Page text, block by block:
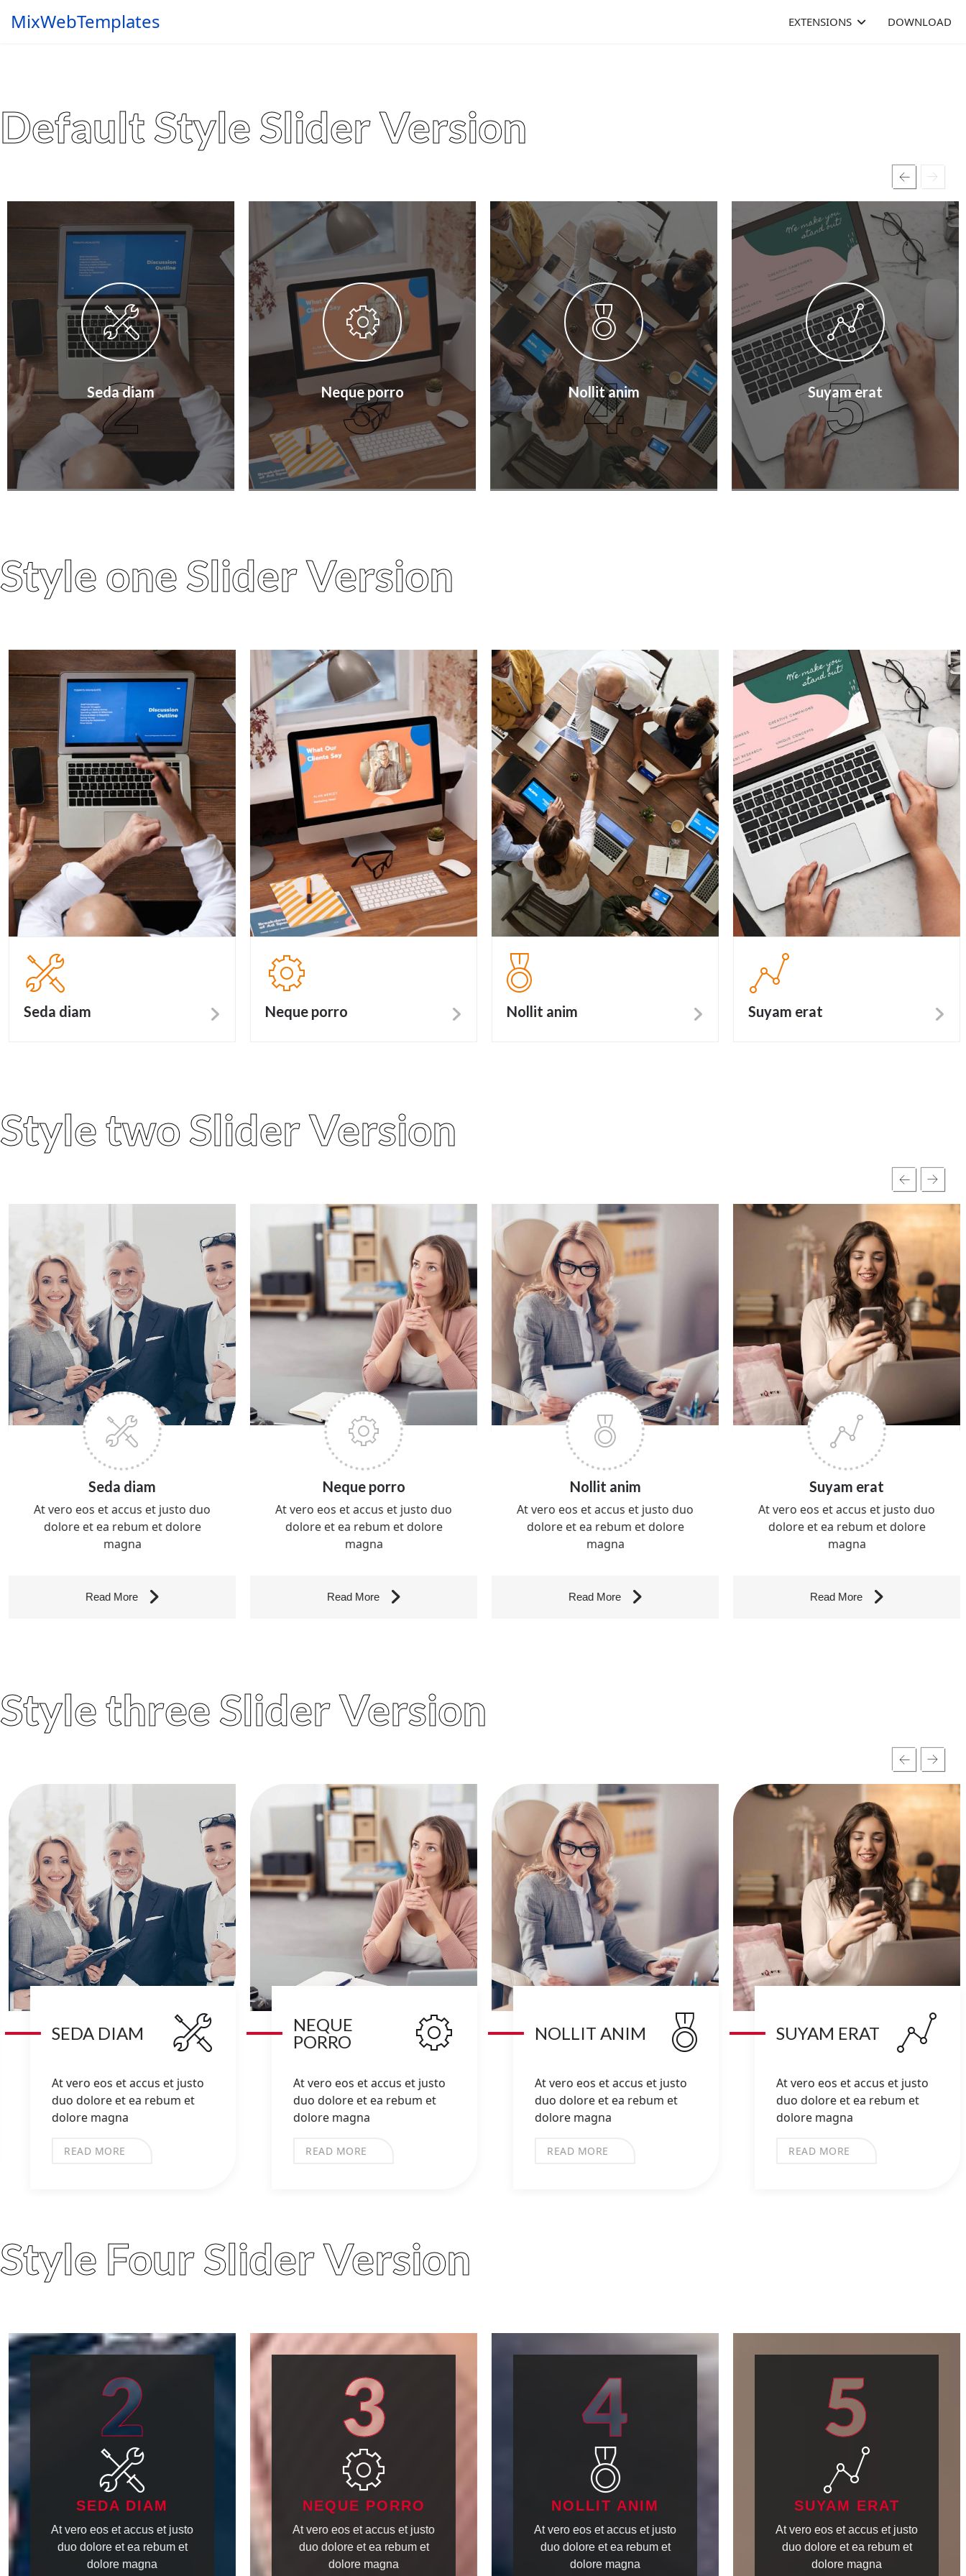
MixWebTemplates EXTENSIONS DOWNLOAD
Default Style Slider Version
Seda diam
2
Seda diam
2
At vero eos et accus et justo duo
dolore et ea rebum et dolore magna
Neque porro
3
Neque porro
3
At vero eos et accus et justo duo
dolore et ea rebum et dolore magna
Nollit anim
4
Nollit anim
4
At vero eos et accus et justo duo
dolore et ea rebum et dolore magna
Suyam erat
5
Suyam erat
5
At vero eos et accus et justo duo
dolore et ea rebum et dolore magna
Style one Slider Version
Seda diam Neque porro Nollit anim Suyam erat
Style two Slider Version
Seda diam
At vero eos et accus et justo duo
dolore et ea rebum et dolore
magna
Read More
Neque porro
At vero eos et accus et justo duo
dolore et ea rebum et dolore
magna
Read More
Nollit anim
At vero eos et accus et justo duo
dolore et ea rebum et dolore
magna
Read More
Suyam erat
At vero eos et accus et justo duo
dolore et ea rebum et dolore
magna
Read More
Style three Slider Version
SEDA DIAM
At vero eos et accus et justo
duo dolore et ea rebum et
dolore magna
READ MORE
NEQUE
PORRO
At vero eos et accus et justo
duo dolore et ea rebum et
dolore magna
READ MORE
NOLLIT ANIM
At vero eos et accus et justo
duo dolore et ea rebum et
dolore magna
READ MORE
SUYAM ERAT
At vero eos et accus et justo
duo dolore et ea rebum et
dolore magna
READ MORE
Style Four Slider Version
2
SEDA DIAM
At vero eos et accus et justo
duo dolore et ea rebum et
dolore magna
3
NEQUE PORRO
At vero eos et accus et justo
duo dolore et ea rebum et
dolore magna
4
NOLLIT ANIM
At vero eos et accus et justo
duo dolore et ea rebum et
dolore magna
5
SUYAM ERAT
At vero eos et accus et justo
duo dolore et ea rebum et
dolore magna